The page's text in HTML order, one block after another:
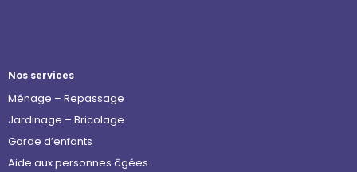
Nos services
Ménage – Repassage
Jardinage – Bricolage
Garde d’enfants
Aide aux personnes âgées